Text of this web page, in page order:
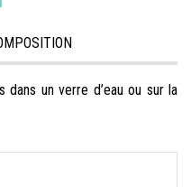
un verre d’eau ou sur la